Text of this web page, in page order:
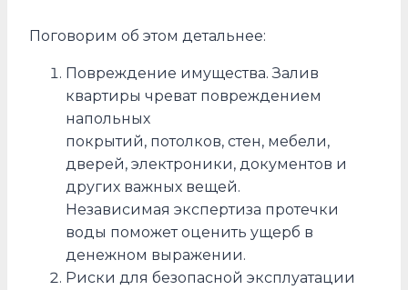
Поговорим об этом детальнее:
Повреждение имущества. Залив
квартиры чреват повреждением
напольных
покрытий, потолков, стен, мебели,
дверей, электроники, документов и
других важных вещей.
Независимая экспертиза протечки
воды поможет оценить ущерб в
денежном выражении.
Риски для безопасной эксплуатации